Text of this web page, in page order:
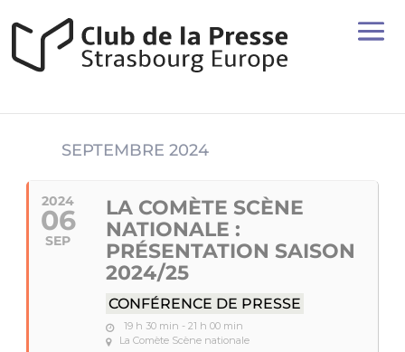
SEPTEMBRE 2024
2024
06
SEP
LA COMÈTE SCÈNE
NATIONALE :
PRÉSENTATION SAISON
2024/25
CONFÉRENCE DE PRESSE
19 h 30 min - 21 h 00 min
La Comète Scène nationale